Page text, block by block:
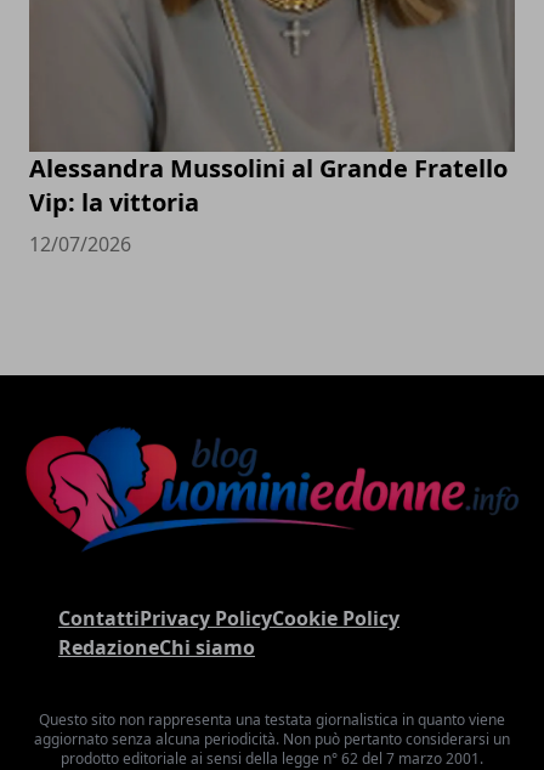
Alessandra Mussolini al Grande Fratello
Vip: la vittoria
12/07/2026
ContattiPrivacy PolicyCookie Policy
RedazioneChi siamo
Questo sito non rappresenta una testata giornalistica in quanto viene
aggiornato senza alcuna periodicità. Non può pertanto considerarsi un
prodotto editoriale ai sensi della legge n° 62 del 7 marzo 2001.